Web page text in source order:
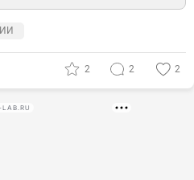
ИИ
2 2 2